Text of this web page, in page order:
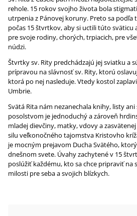
rehole. 15 rokov svojho života bola
utrpenia z Pánovej koruny. Preto sa podľa
počas 15 štvrtkov, aby si uctili túto
pre svoje rodiny, chorých, trpiacich, pre
núdzi.
Štvrtky sv. Rity predchádzajú jej sviatku a
prípravou na slávnosť sv. Rity, ktorú
ktorá po nej nasleduje. Vtedy kostol
Umbrie.
Svätá Rita nám nezanechala knihy, listy ani
posolstvom je jednoduchý a zároveň
mladej dievčiny, matky, vdovy a
silu veľkonočného tajomstva Kristovho
je mocným prejavom Ducha Svätého,
dnešnom svete. Úvahy zachytené v 15
poslúžiť každému, kto sa chce pripraviť na
milosti pre seba a svojich blízkych.